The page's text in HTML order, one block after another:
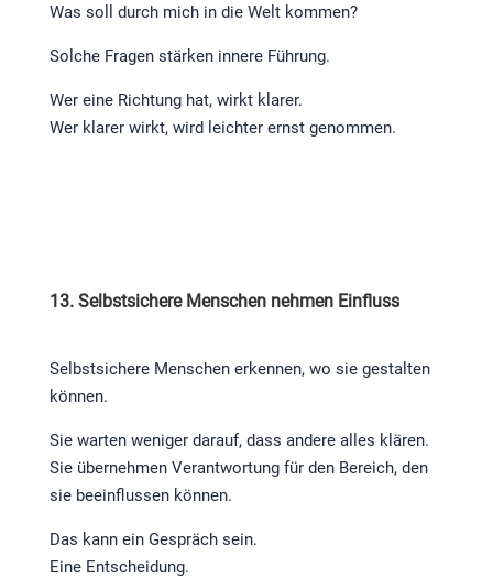
Was soll durch mich in die Welt kommen?
Solche Fragen stärken innere Führung.
Wer eine Richtung hat, wirkt klarer.
Wer klarer wirkt, wird leichter ernst genommen.
13. Selbstsichere Menschen nehmen Einfluss
Selbstsichere Menschen erkennen, wo sie gestalten
können.
Sie warten weniger darauf, dass andere alles klären.
Sie übernehmen Verantwortung für den Bereich, den
sie beeinflussen können.
Das kann ein Gespräch sein.
Eine Entscheidung.